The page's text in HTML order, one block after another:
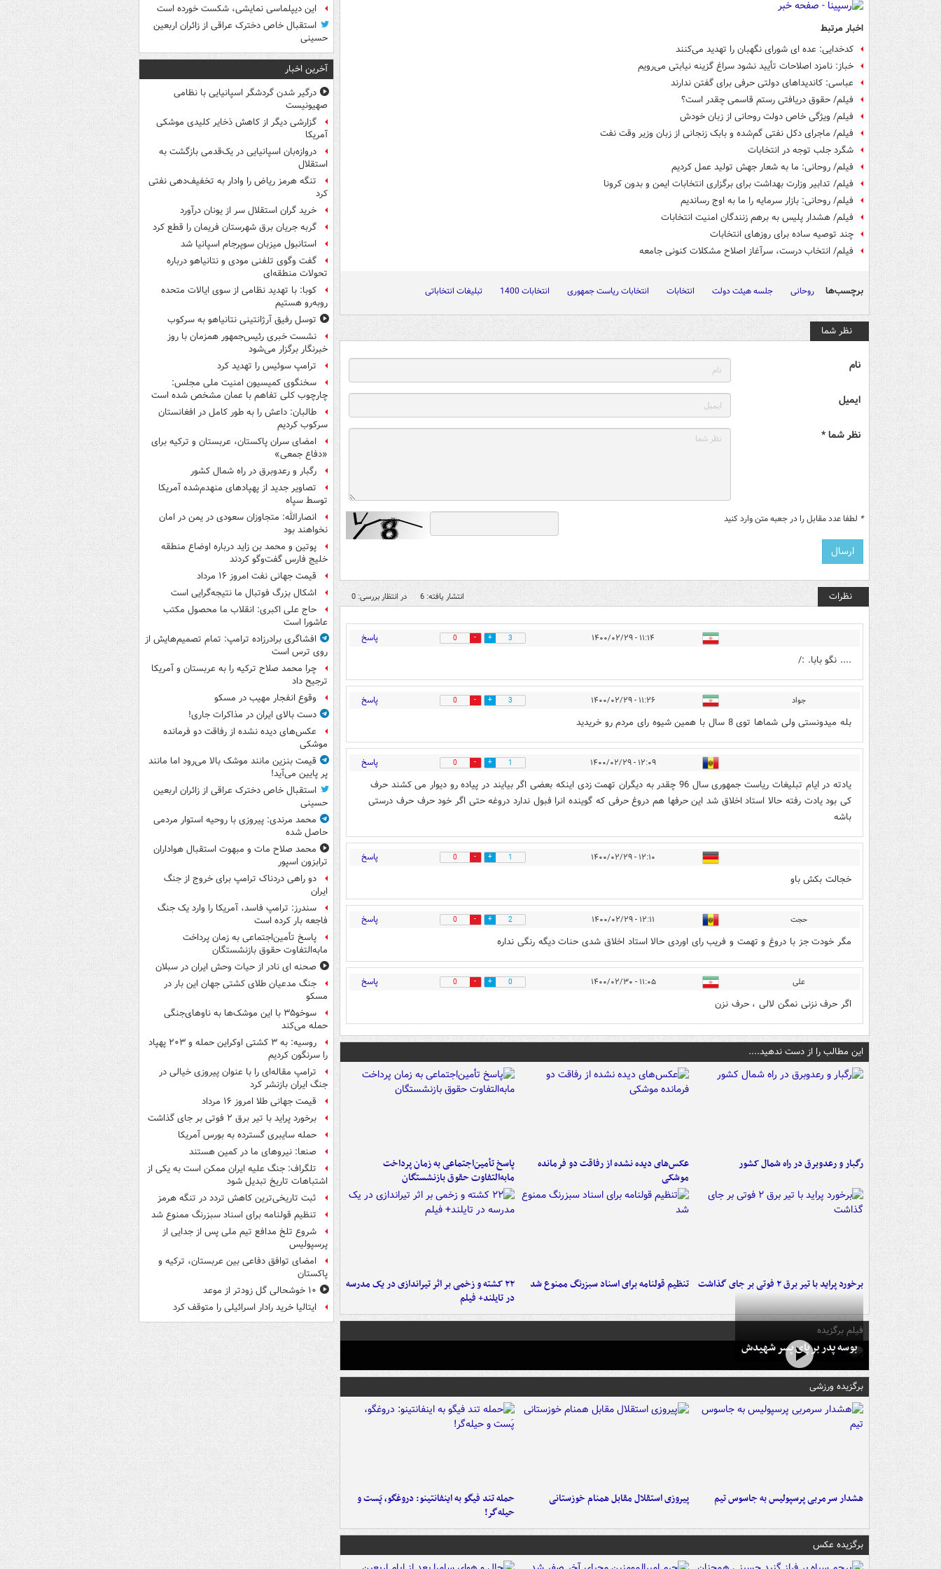
اخبار مرتبط
کدخدایی: عده ای شورای نگهبان را تهدید می‌کنند
خباز: نامزد اصلاحات تأیید نشود سراغ گزینه نیابتی می‌رویم
عباسی: کاندیداهای دولتی حرفی برای گفتن ندارند
فیلم/ حقوق دریافتی رستم قاسمی چقدر است؟
فیلم/ ویژگی خاص دولت روحانی از زبان خودش
فیلم/ ماجرای دکل نفتی گم‌شده و بابک زنجانی از زبان وزیر وقت نفت
شگرد جلب توجه در انتخابات
فیلم/ روحانی: ما به شعار جهش تولید عمل کردیم
فیلم/ تدابیر وزارت بهداشت برای برگزاری انتخابات ایمن و بدون کرونا
فیلم/ روحانی: بازار سرمایه را ما به اوج رساندیم
فیلم/ هشدار پلیس به برهم زنندگان امنیت انتخابات
چند توصیه ساده برای روزهای انتخابات
فیلم/ انتخاب درست، سرآغاز اصلاح مشکلات کنونی جامعه
برچسب‌ها روحانی جلسه هیئت دولت انتخابات انتخابات ریاست جمهوری انتخابات 1400 تبلیغات انتخاباتی
نظر شما
نام
ایمیل
نظر شما *
* لطفا عدد مقابل را در جعبه متن وارد کنید
نظرات انتشار یافته: 6 در انتظار بررسی: 0
۱۱:۱۴ - ۱۴۰۰/۰۲/۲۹ 3
0 پاسخ
.... نگو بابا. :/
جواد ۱۱:۲۶ - ۱۴۰۰/۰۲/۲۹ 3
0 پاسخ
بله میدونستی ولی شماها توی 8 سال با همین شیوه رای مردم رو خریدید
۱۲:۰۹ - ۱۴۰۰/۰۲/۲۹ 1
0 پاسخ
یادته در ایام تبلیغات ریاست جمهوری سال 96 چقدر به دیگران تهمت زدی اینکه بعضی اگر بیایند در پیاده رو دیوار می کشند حرف
کی بود یادت رفته حالا استاد اخلاق شد این حرفها هم دروغ حرفی که گوینده انرا فبول ندارد دروغه حتی اگر خود حرف حرف درستی
باشه
۱۲:۱۰ - ۱۴۰۰/۰۲/۲۹ 1
0 پاسخ
خجالت بکش باو
حجت ۱۲:۱۱ - ۱۴۰۰/۰۲/۲۹ 2
0 پاسخ
مگر خودت جز با دروغ و تهمت و فریب رای اوردی حالا استاد اخلاق شدی حنات دیگه رنگی نداره
علی ۱۱:۰۵ - ۱۴۰۰/۰۲/۳۰ 0
0 پاسخ
اگر حرف نزنی نمگن لالی ، حرف نزن
این مطالب را از دست ندهید....
رگبار و رعدوبرق در راه شمال کشور
عکس‌های دیده نشده از رفاقت دو فرمانده‌
موشکی
پاسخ تأمین‌اجتماعی به زمان پرداخت
مابه‌التفاوت حقوق بازنشستگان
برخورد پراید با تیر برق ۲ فوتی بر جای گذاشت تنظیم قولنامه برای اسناد سبزرنگ ممنوع شد
۲۲ کشته و زخمی بر اثر تیراندازی در یک مدرسه
در تایلند+ فیلم
فیلم برگزیده
بوسه‌ پدر بر پای پسر شهیدش
برگزیده ورزشی
هشدار سرمربی پرسپولیس به جاسوس تیم پیروزی استقلال مقابل همنام خوزستانی
حمله تند فیگو به اینفانتینو: دروغگو، پَست‌ و
حیله‌گر!
برگزیده عکس
این دیپلماسی نمایشی، شکست خورده است
استقبال خاص دخترک عراقی از زائران اربعین
حسینی
آخرین اخبار
درگیر شدن گردشگر اسپانیایی با نظامی
صهیونیست
گزارشی دیگر از کاهش ذخایر کلیدی موشکی
آمریکا
دروازه‌بان اسپانیایی در یک‌قدمی بازگشت به
استقلال
تنگه هرمز ریاض را وادار به تخفیف‌دهی نفتی
کرد
خرید گران استقلال سر از یونان درآورد
گربه جریان برق شهرستان فریمان را قطع کرد
استانبول میزبان سوپرجام اسپانیا شد
گفت وگوی تلفنی مودی و نتانیاهو درباره
تحولات منطقه‌ای
کوبا: با تهدید نظامی از سوی ایالات متحده
روبه‌رو هستیم
توسل رفیق آرژانتینی نتانیاهو به سرکوب
نشست خبری رئیس‌جمهور همزمان با روز
خبرنگار برگزار می‌شود
ترامپ سوئیس را تهدید کرد
سخنگوی کمیسیون امنیت ملی مجلس:
چارچوب کلی تفاهم با عمان مشخص شده است
طالبان: داعش را به طور کامل در افغانستان
سرکوب کردیم
امضای سران پاکستان، عربستان و ترکیه برای
«دفاع جمعی»
رگبار و رعدوبرق در راه شمال کشور
تصاویر جدید از پهپادهای منهدم‌شده آمریکا
توسط سپاه
انصارالله: متجاوزان سعودی در یمن در امان
نخواهند بود
پوتین و محمد بن زاید درباره اوضاع منطقه
خلیج فارس گفت‌وگو کردند
قیمت جهانی نفت امروز ۱۶ مرداد
اشکال بزرگ فوتبال ما نتیجه‌گرایی است
حاج علی اکبری: انقلاب ما محصول مکتب
عاشورا است
افشاگری برادرزاده ترامپ: تمام تصمیم‌هایش از
روی ترس است
چرا محمد صلاح ترکیه را به عربستان و آمریکا
ترجیح داد
وقوع انفجار مهیب در مسکو
دست بالای ایران در مذاکرات جاری!
عکس‌های دیده نشده از رفاقت دو فرمانده‌
موشکی
قیمت بنزین مانند موشک بالا می‌رود اما مانند
پر پایین می‌آید!
استقبال خاص دخترک عراقی از زائران اربعین
حسینی
محمد مرندی: پیروزی با روحیه استوار مردمی
حاصل شده
محمد صلاح مات و مبهوت استقبال هواداران
ترابزون اسپور
دو راهی دردناک ترامپ برای خروج از جنگ
ایران
سندرز: ترامپ فاسد، آمریکا را وارد یک جنگ
فاجعه بار کرده است
پاسخ تأمین‌اجتماعی به زمان پرداخت
مابه‌التفاوت حقوق بازنشستگان
صحنه ای نادر از حیات وحش ایران در سبلان
جنگ مدعیان طلای کشتی جهان این بار در
مسکو
سوخو۳۵ با این موشک‌ها به ناوهای‌جنگی
حمله می‌کند
روسیه: به ۳ کشتی اوکراین حمله و ۲۰۳ پهپاد
را سرنگون کردیم
ترامپ مقاله‌ای را با عنوان پیروزی خیالی در
جنگ ایران بازنشر کرد
قیمت جهانی طلا امروز ۱۶ مرداد
برخورد پراید با تیر برق ۲ فوتی بر جای گذاشت
حمله سایبری گسترده به بورس آمریکا
صنعا: نیروهای ما در کمین‌ هستند
تلگراف: جنگ علیه ایران ممکن است به یکی از
اشتباهات تاریخ تبدیل شود
ثبت تاریخی‌ترین کاهش تردد در تنگه هرمز
تنظیم قولنامه برای اسناد سبزرنگ ممنوع شد
شروع تلخ مدافع تیم ملی پس از جدایی از
پرسپولیس
امضای توافق دفاعی بین عربستان، ترکیه و
پاکستان
۱۰ خوشحالی گل زودتر از موعد
ایتالیا خرید رادار اسرائیلی را متوقف کرد